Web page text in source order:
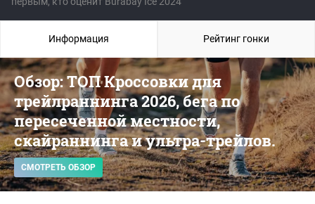
Обзор: ТОП Кроссовки для
трейлраннинга 2026, бега по
пересеченной местности,
скайраннинга и ультра-трейлов.
СМОТРЕТЬ ОБЗОР
Информация Рейтинг гонки